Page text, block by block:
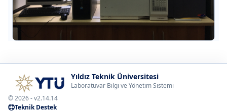
Yıldız Teknik Üniversitesi
Laboratuvar Bilgi ve Yönetim Sistemi
© 2026 - v2.14.14
Teknik Destek